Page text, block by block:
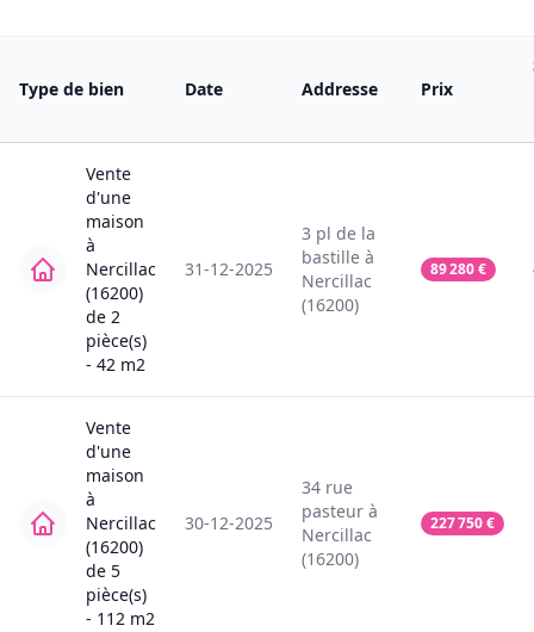
Type de bien Date Addresse Prix
Vente
d'une
maison
à
Nercillac
(16200)
de 2
pièce(s)
- 42 m2
31-12-2025
3 pl de la
bastille à
Nercillac
(16200)
89 280€
Vente
d'une
maison
à
Nercillac
(16200)
de 5
pièce(s)
- 112 m2
30-12-2025
34 rue
pasteur à
Nercillac
(16200)
227 750€